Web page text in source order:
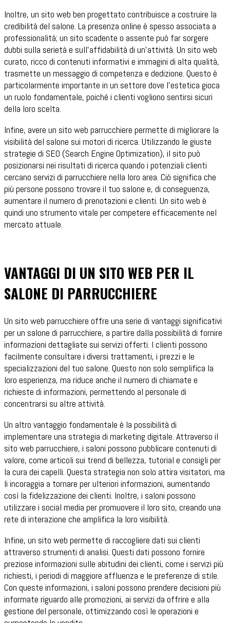
Inoltre, un sito web ben progettato contribuisce a costruire la
credibilità del salone. La presenza online è spesso associata a
professionalità; un sito scadente o assente può far sorgere
dubbi sulla serietà e sull'affidabilità di un'attività. Un sito web
curato, ricco di contenuti informativi e immagini di alta qualità,
trasmette un messaggio di competenza e dedizione. Questo è
particolarmente importante in un settore dove l'estetica gioca
un ruolo fondamentale, poiché i clienti vogliono sentirsi sicuri
della loro scelta.
Infine, avere un sito web parrucchiere permette di migliorare la
visibilità del salone sui motori di ricerca. Utilizzando le giuste
strategie di SEO (Search Engine Optimization), il sito può
posizionarsi nei risultati di ricerca quando i potenziali clienti
cercano servizi di parrucchiere nella loro area. Ciò significa che
più persone possono trovare il tuo salone e, di conseguenza,
aumentare il numero di prenotazioni e clienti. Un sito web è
quindi uno strumento vitale per competere efficacemente nel
mercato attuale.
VANTAGGI DI UN SITO WEB PER IL
SALONE DI PARRUCCHIERE
Un sito web parrucchiere offre una serie di vantaggi significativi
per un salone di parrucchiere, a partire dalla possibilità di fornire
informazioni dettagliate sui servizi offerti. I clienti possono
facilmente consultare i diversi trattamenti, i prezzi e le
specializzazioni del tuo salone. Questo non solo semplifica la
loro esperienza, ma riduce anche il numero di chiamate e
richieste di informazioni, permettendo al personale di
concentrarsi su altre attività.
Un altro vantaggio fondamentale è la possibilità di
implementare una strategia di marketing digitale. Attraverso il
sito web parrucchiere, i saloni possono pubblicare contenuti di
valore, come articoli sui trend di bellezza, tutorial e consigli per
la cura dei capelli. Questa strategia non solo attira visitatori, ma
li incoraggia a tornare per ulteriori informazioni, aumentando
così la fidelizzazione dei clienti. Inoltre, i saloni possono
utilizzare i social media per promuovere il loro sito, creando una
rete di interazione che amplifica la loro visibilità.
Infine, un sito web permette di raccogliere dati sui clienti
attraverso strumenti di analisi. Questi dati possono fornire
preziose informazioni sulle abitudini dei clienti, come i servizi più
richiesti, i periodi di maggiore affluenza e le preferenze di stile.
Con queste informazioni, i saloni possono prendere decisioni più
informate riguardo alle promozioni, ai servizi da offrire e alla
gestione del personale, ottimizzando così le operazioni e